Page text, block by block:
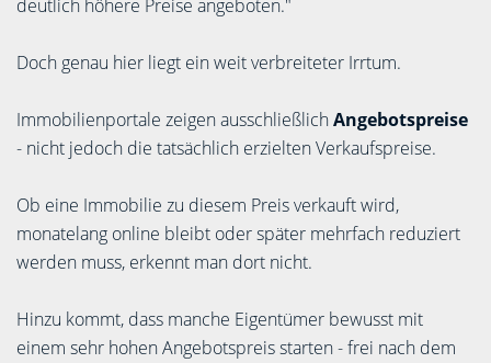
deutlich höhere Preise angeboten."
Doch genau hier liegt ein weit verbreiteter Irrtum.
Immobilienportale zeigen ausschließlichAngebotspreise
- nicht jedoch die tatsächlich erzielten Verkaufspreise.
Ob eine Immobilie zu diesem Preis verkauft wird,
monatelang online bleibt oder später mehrfach reduziert
werden muss, erkennt man dort nicht.
Hinzu kommt, dass manche Eigentümer bewusst mit
einem sehr hohen Angebotspreis starten - frei nach dem